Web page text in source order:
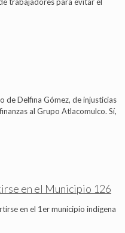
de Delfina Gómez, de injusticias
al Grupo Atlacomulco. Sí,
en el Municipio 126
en el 1er municipio indígena